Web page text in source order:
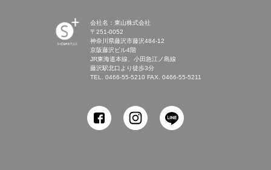
SHONAN Human
会社名：東山株式会社
〒251-0052
神奈川県藤沢市藤沢484-12
京阪藤沢ビル4階
JR東海道本線、小田急江ノ島線
藤沢駅北口より徒歩3分
TEL. 0466-55-5210 FAX. 0466-55-5211